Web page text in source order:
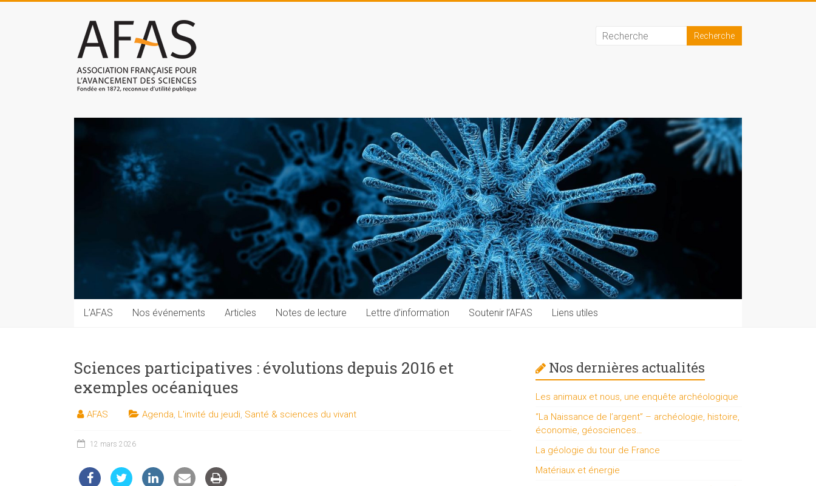
Association
française
pour
sciences
(AFAS)
techniques
du
public
L’AFAS Nos événements Articles Notes de lecture Lettre d’information Soutenir l’AFAS Liens utiles
Sciences participatives : évolutions depuis 2016 et
exemples océaniques
AFAS Agenda, L'invité du jeudi, Santé & sciences du vivant
12 mars 2026
Nos dernières actualités
Les animaux et nous, une enquête archéologique
“La Naissance de l’argent” – archéologie, histoire,
économie, géosciences…
La géologie du tour de France
Matériaux et énergie